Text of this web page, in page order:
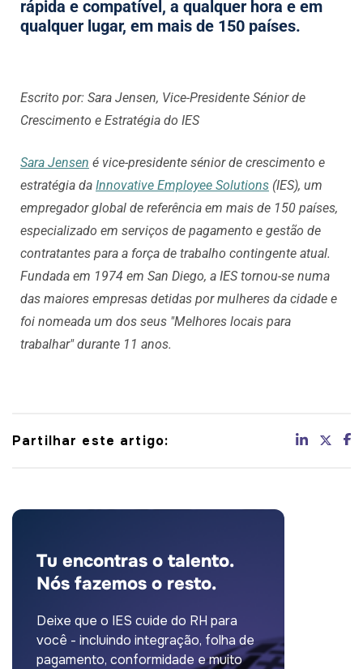
rápida e compatível, a qualquer hora e em
qualquer lugar, em mais de 150 países.
Escrito por: Sara Jensen, Vice-Presidente Sénior de
Crescimento e Estratégia do IES
Sara Jensen é vice-presidente sénior de crescimento e
estratégia da Innovative Employee Solutions (IES), um
empregador global de referência em mais de 150 países,
especializado em serviços de pagamento e gestão de
contratantes para a força de trabalho contingente atual.
Fundada em 1974 em San Diego, a IES tornou-se numa
das maiores empresas detidas por mulheres da cidade e
foi nomeada um dos seus "Melhores locais para
trabalhar" durante 11 anos.
Partilhar este artigo:
Tu encontras o talento.
Nós fazemos o resto.
Deixe que o IES cuide do RH para
você - incluindo integração, folha de
pagamento, conformidade e muito